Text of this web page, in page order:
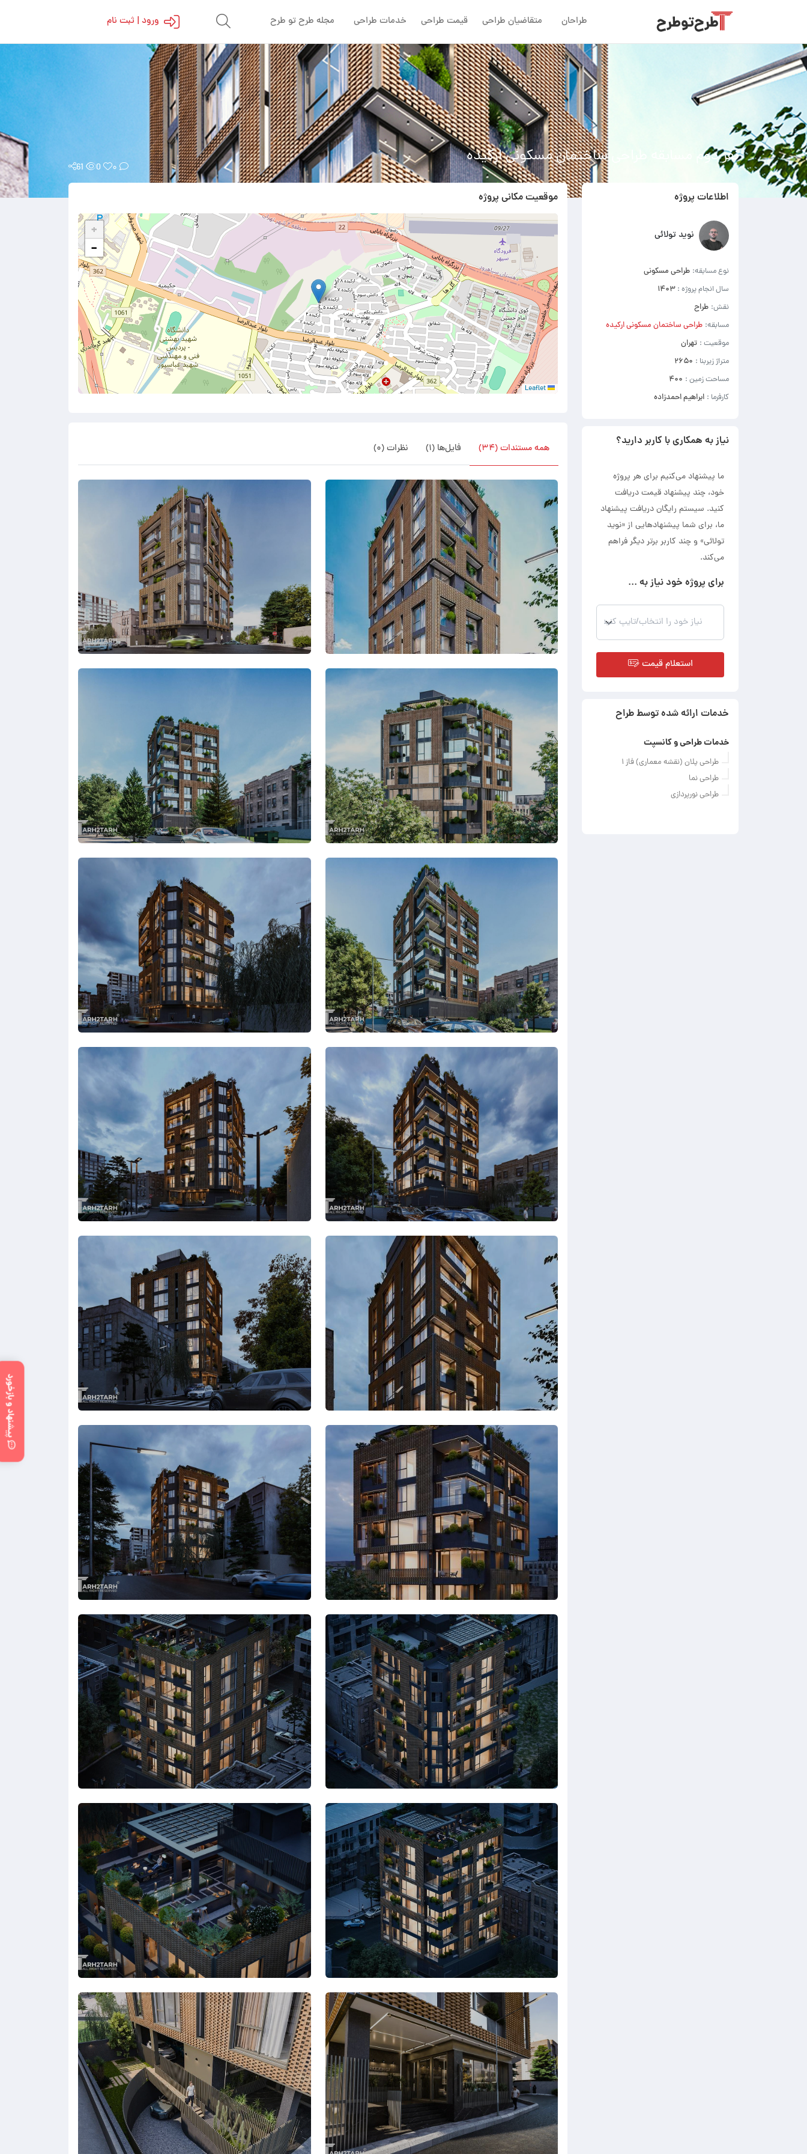
طراحان متقاضیان طراحی قیمت طراحی خدمات طراحی مجله طرح تو طرح ورود | ثبت نام
نفر دوم مسابقه طراحی ساختمان مسکونی ارکیده
۰ 0
61
اطلاعات پروژه
نوید تولائی
نوع مسابقه: طراحی مسکونی
سال انجام پروژه : ۱۴۰۳
نقش: طراح
مسابقه: طراحی ساختمان مسکونی ارکیده
موقعیت : تهران
متراژ زیربنا : ۲۶۵۰
مساحت زمین : ۴۰۰
کارفرما : ابراهیم احمدزاده
نیاز به همکاری با کاربر دارید؟
ما پیشنهاد می‌کنیم برای هر پروژه
خود، چند پیشنهاد قیمت دریافت
کنید. سیستم رایگان دریافت پیشنهاد
ما، برای شما پیشنهادهایی از «نوید
تولائی» و چند کاربر برتر دیگر فراهم
می‌کند.
برای پروژه خود نیاز به ...
استعلام قیمت
خدمات ارائه شده توسط طراح
خدمات طراحی و کانسپت
طراحی پلان (نقشه معماری) فاز ۱
طراحی نما
طراحی نورپردازی
موقعیت مکانی پروژه
+
−
همه مستندات (۳۴) فایل‌ها (۱) نظرات (۰)
پیشنهاد و بازخورد